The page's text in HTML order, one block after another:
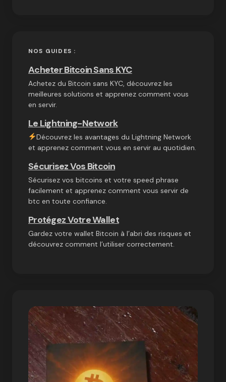
NOS GUIDES :
Acheter Bitcoin Sans KYC
Achetez du Bitcoin sans KYC, découvrez les
meilleures solutions et apprenez comment vous
en servir.
Le Lightning-Network
Découvrez les avantages du Lightning Network
et apprenez comment vous en servir au quotidien.
Sécurisez Vos Bitcoin
Sécurisez vos bitcoins et votre speed phrase
facilement et apprenez comment vous servir de
btc en toute confiance.
Protégez Votre Wallet
Gardez votre wallet Bitcoin à l’abri des risques et
découvrez comment l’utiliser correctement.